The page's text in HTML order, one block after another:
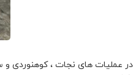
در عملیات های نجات ، کوهنوردی و